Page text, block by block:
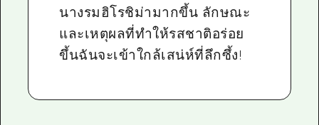
นางรมฮิโรชิม่ามากขึ้น ลักษณะ
และเหตุผลที่ทำให้รสชาติอร่อย
ขึ้นฉันจะเข้าใกล้เสน่ห์ที่ลึกซึ้ง!